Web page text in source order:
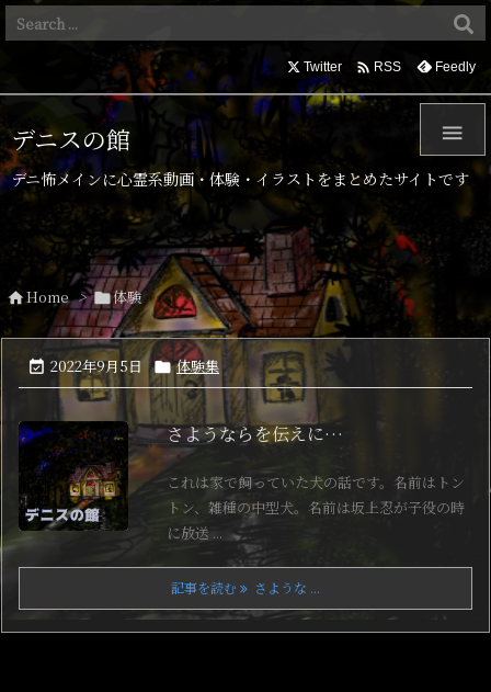

Twitter  RSS Feedly
デニスの館
デニ怖メインに心霊系動画・体験・イラストをまとめたサイトです
Home > 体験
 2022年9月5日  体験集
さようならを伝えに…
これは家で飼っていた犬の話です。名前はトン
トン、雑種の中型犬。名前は坂上忍が子役の時
に放送 ...
記事を読む さような ...